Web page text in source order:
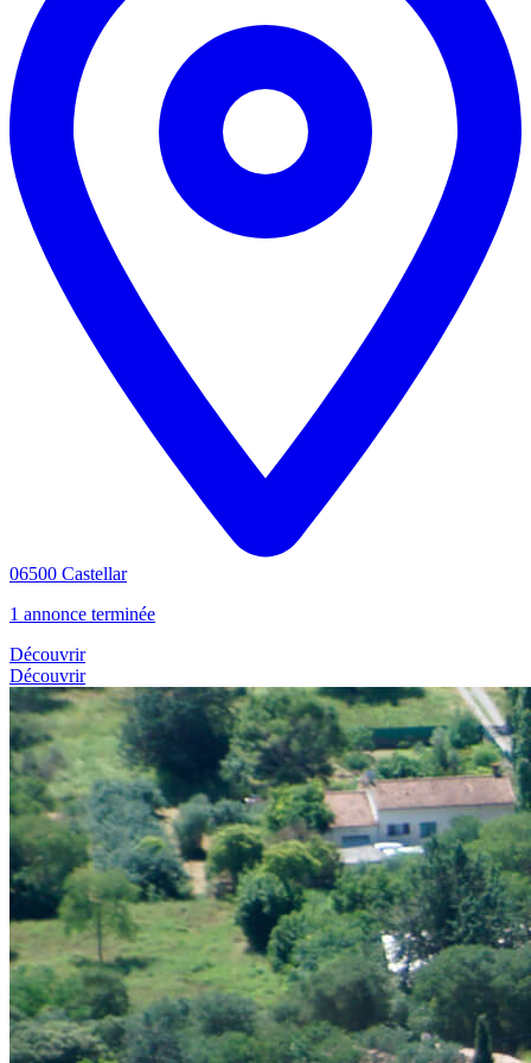
06500 Castellar
1 annonce terminée
Découvrir
Découvrir